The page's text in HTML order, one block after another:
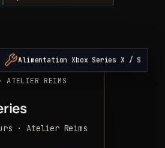
ATELIER REIMS
· Atelier Reims
Alimentation Xbox Series X / S